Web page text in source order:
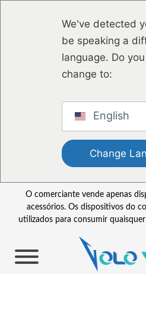
We've detected
be speaking a
language. Do
change to:
English
Change
O comerciante vende apenas
acessórios. Os dispositivos do
utilizados para consumir